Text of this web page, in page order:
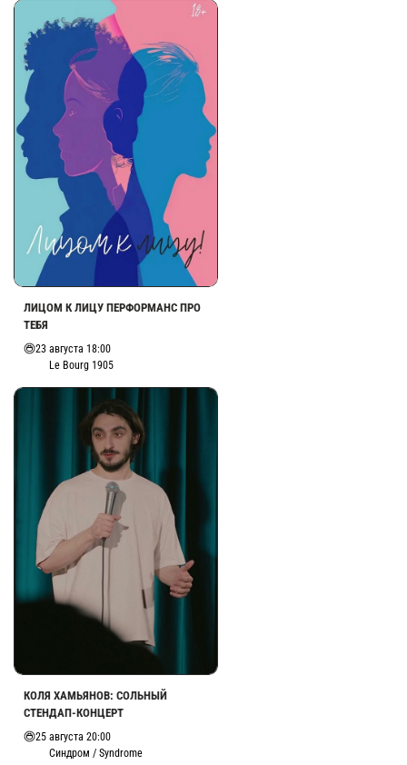
ЛИЦОМ К ЛИЦУ ПЕРФОРМАНС ПРО
ТЕБЯ
23 августа 18:00
Le Bourg 1905
КОЛЯ ХАМЬЯНОВ: СОЛЬНЫЙ
СТЕНДАП-КОНЦЕРТ
25 августа 20:00
Синдром / Syndrome